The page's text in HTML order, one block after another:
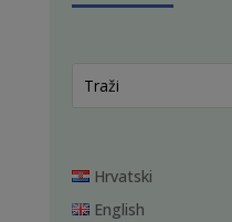
Hrvatski
English